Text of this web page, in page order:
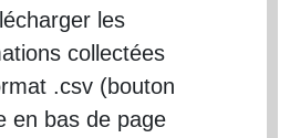
les
collectées
.csv (bouton
en bas de page